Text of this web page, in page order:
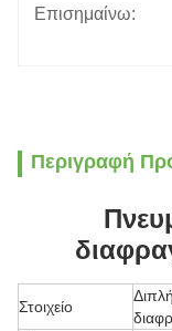
Επισημαίνω:
Περιγραφή
Στοιχείο